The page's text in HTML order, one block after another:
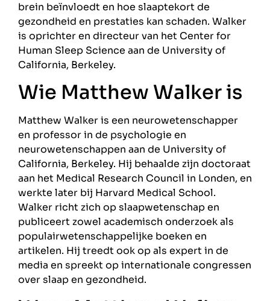
brein beïnvloedt en hoe slaaptekort de
gezondheid en prestaties kan schaden. Walker
is oprichter en directeur van het Center for
Human Sleep Science aan de University of
California, Berkeley.
Wie Matthew Walker is
Matthew Walker is een neurowetenschapper
en professor in de psychologie en
neurowetenschappen aan de University of
California, Berkeley. Hij behaalde zijn doctoraat
aan het Medical Research Council in Londen, en
werkte later bij Harvard Medical School.
Walker richt zich op slaapwetenschap en
publiceert zowel academisch onderzoek als
populairwetenschappelijke boeken en
artikelen. Hij treedt ook op als expert in de
media en spreekt op internationale congressen
over slaap en gezondheid.